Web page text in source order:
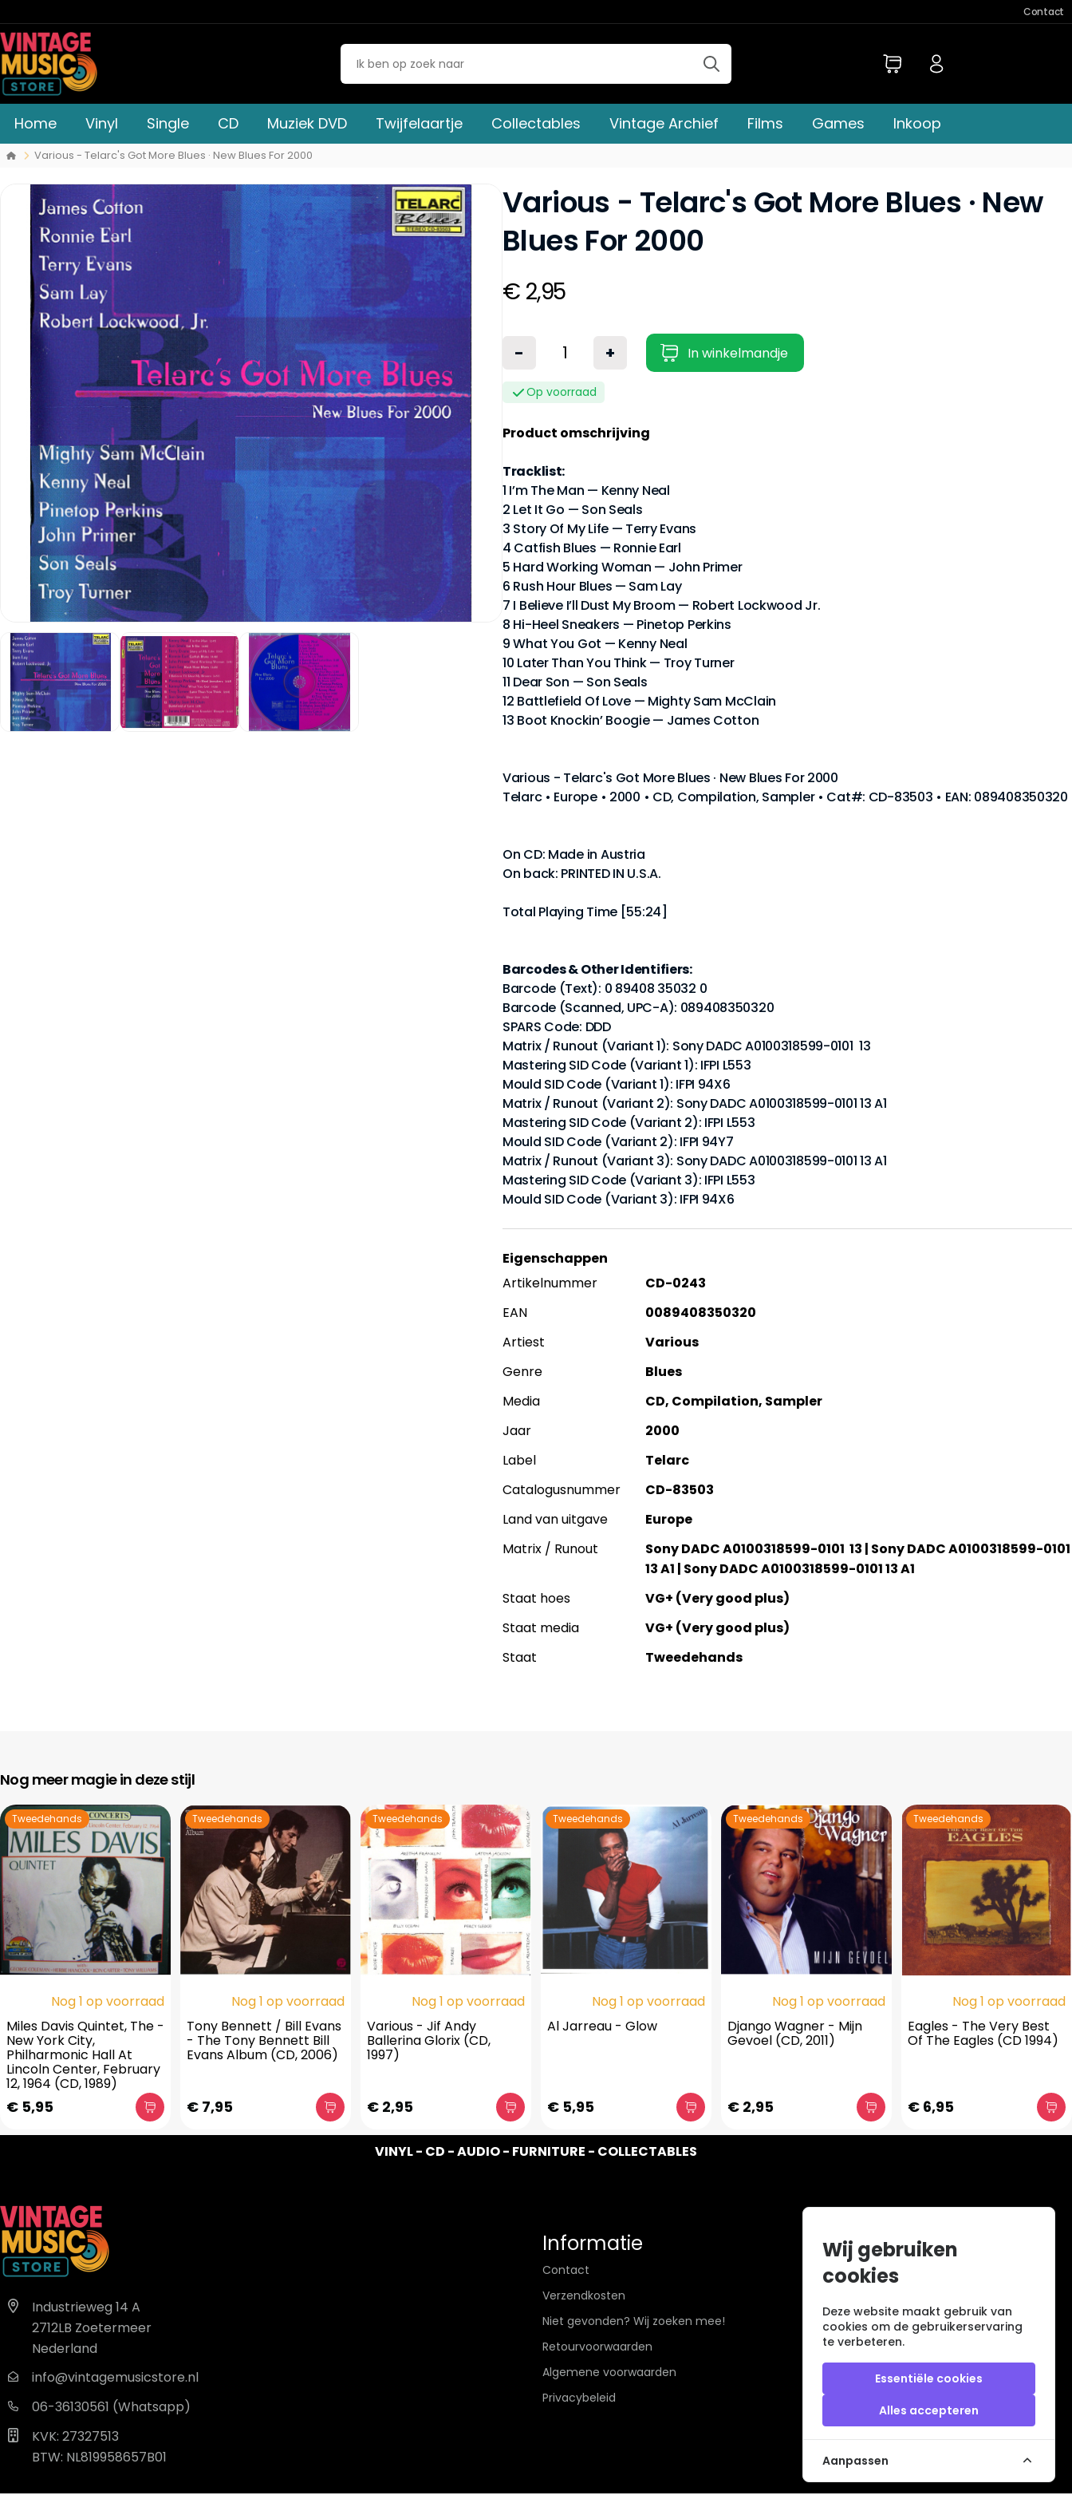
Contact
Home Vinyl Single CD Muziek DVD Twijfelaartje Collectables Vintage Archief Films Games Inkoop
Various - Telarc's Got More Blues · New Blues For 2000
Various - Telarc's Got More Blues · New
Blues For 2000
€ 2,95
- + In winkelmandje
Op voorraad
Product omschrijving
Tracklist:
1 I’m The Man — Kenny Neal
2 Let It Go — Son Seals
3 Story Of My Life — Terry Evans
4 Catfish Blues — Ronnie Earl
5 Hard Working Woman — John Primer
6 Rush Hour Blues — Sam Lay
7 I Believe I’ll Dust My Broom — Robert Lockwood Jr.
8 Hi-Heel Sneakers — Pinetop Perkins
9 What You Got — Kenny Neal
10 Later Than You Think — Troy Turner
11 Dear Son — Son Seals
12 Battlefield Of Love — Mighty Sam McClain
13 Boot Knockin’ Boogie — James Cotton
Various - Telarc's Got More Blues · New Blues For 2000
Telarc • Europe • 2000 • CD, Compilation, Sampler • Cat#: CD-83503 • EAN: 089408350320
On CD: Made in Austria
On back: PRINTED IN U.S.A.
Total Playing Time [55:24]
Barcodes & Other Identifiers:
Barcode (Text): 0 89408 35032 0
Barcode (Scanned, UPC-A): 089408350320
SPARS Code: DDD
Matrix / Runout (Variant 1): Sony DADC A0100318599-0101 13
Mastering SID Code (Variant 1): IFPI L553
Mould SID Code (Variant 1): IFPI 94X6
Matrix / Runout (Variant 2): Sony DADC A0100318599-0101 13 A1
Mastering SID Code (Variant 2): IFPI L553
Mould SID Code (Variant 2): IFPI 94Y7
Matrix / Runout (Variant 3): Sony DADC A0100318599-0101 13 A1
Mastering SID Code (Variant 3): IFPI L553
Mould SID Code (Variant 3): IFPI 94X6
Eigenschappen
Artikelnummer
CD-0243
EAN
0089408350320
Artiest
Various
Genre
Blues
Media
CD, Compilation, Sampler
Jaar
2000
Label
Telarc
Catalogusnummer
CD-83503
Land van uitgave
Europe
Matrix / Runout
Sony DADC A0100318599-0101 13 | Sony DADC A0100318599-0101
13 A1 | Sony DADC A0100318599-0101 13 A1
Staat hoes
VG+ (Very good plus)
Staat media
VG+ (Very good plus)
Staat
Tweedehands
Nog meer magie in deze stijl
Tweedehands
Nog 1 op voorraad
Miles Davis Quintet, The -
New York City,
Philharmonic Hall At
Lincoln Center, February
12, 1964 (CD, 1989)
€ 5,95
Tweedehands
Nog 1 op voorraad
Tony Bennett / Bill Evans
- The Tony Bennett Bill
Evans Album (CD, 2006)
€ 7,95
Tweedehands
Nog 1 op voorraad
Various - Jif Andy
Ballerina Glorix (CD,
1997)
€ 2,95
Tweedehands
Nog 1 op voorraad
Al Jarreau - Glow
€ 5,95
Tweedehands
Nog 1 op voorraad
Django Wagner - Mijn
Gevoel (CD, 2011)
€ 2,95
Tweedehands
Nog 1 op voorraad
Eagles - The Very Best
Of The Eagles (CD 1994)
€ 6,95
VINYL - CD - AUDIO - FURNITURE - COLLECTABLES
Industrieweg 14 A
2712LB Zoetermeer
Nederland
info@vintagemusicstore.nl
06-36130561 (Whatsapp)
KVK: 27327513
BTW: NL819958657B01
Informatie
Contact
Verzendkosten
Niet gevonden? Wij zoeken mee!
Retourvoorwaarden
Algemene voorwaarden
Privacybeleid
Wij gebruiken
cookies
Deze website maakt gebruik van
cookies om de gebruikerservaring
te verbeteren.
Essentiële cookies
Alles accepteren
Aanpassen